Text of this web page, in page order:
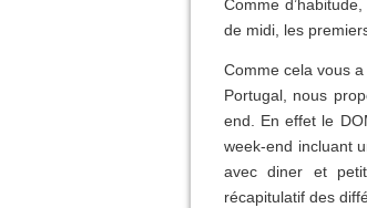
Comme
de midi, les
Comme cela vous
Portugal, nous
end. En effet le
week-end incluant
avec diner et
récapitulatif des